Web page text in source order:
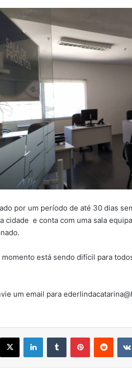
por um período de até 30 dias
cidade e conta com uma sala
está sendo difícil para
um email para
X LinkedinTumblr PinterestReddit